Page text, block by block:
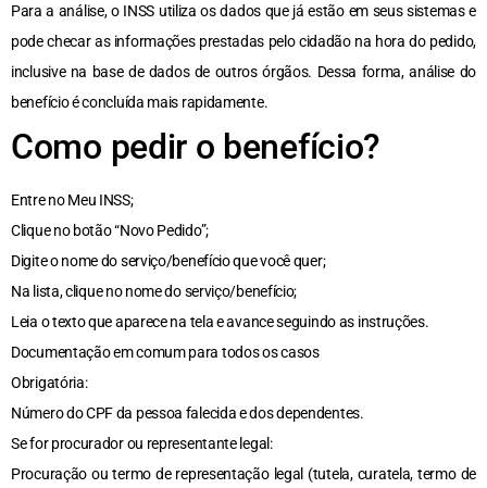
Para a análise, o INSS utiliza os dados que já estão em seus sistemas e
pode checar as informações prestadas pelo cidadão na hora do pedido,
inclusive na base de dados de outros órgãos. Dessa forma, análise do
benefício é concluída mais rapidamente.
Como pedir o benefício?
Entre no Meu INSS;
Clique no botão “Novo Pedido”;
Digite o nome do serviço/benefício que você quer;
Na lista, clique no nome do serviço/benefício;
Leia o texto que aparece na tela e avance seguindo as instruções.
Documentação em comum para todos os casos
Obrigatória:
Número do CPF da pessoa falecida e dos dependentes.
Se for procurador ou representante legal:
Procuração ou termo de representação legal (tutela, curatela, termo de